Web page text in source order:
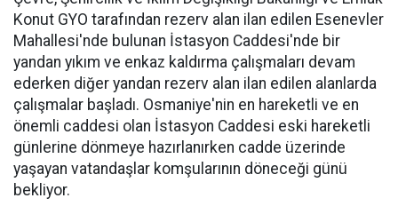
Konut GYO tarafından rezerv alan ilan edilen Esenevler
Mahallesi'nde bulunan İstasyon Caddesi'nde bir
yandan yıkım ve enkaz kaldırma çalışmaları devam
ederken diğer yandan rezerv alan ilan edilen alanlarda
çalışmalar başladı. Osmaniye'nin en hareketli ve en
önemli caddesi olan İstasyon Caddesi eski hareketli
günlerine dönmeye hazırlanırken cadde üzerinde
yaşayan vatandaşlar komşularının döneceği günü
bekliyor.